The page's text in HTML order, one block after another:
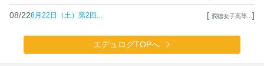
08/228月22日（土）第2回... [ 潤徳女子高等... ]
エデュログTOPへ